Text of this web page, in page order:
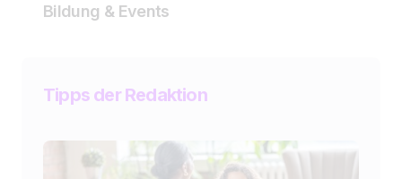
Bildung & Events
Tipps der Redaktion